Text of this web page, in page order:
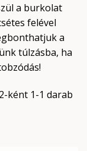
a burkolat
felével
a
túlzásba, ha
ként 1-1 darab